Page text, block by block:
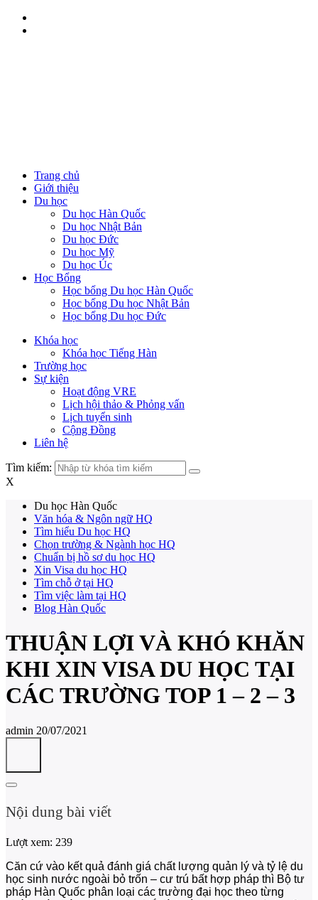
Trang chủ
Giới thiệu
Du học
Du học Hàn Quốc
Du học Nhật Bản
Du học Đức
Du học Mỹ
Du học Úc
Học Bổng
Học bổng Du học Hàn Quốc
Học bổng Du học Nhật Bản
Học bổng Du học Đức
Khóa học
Khóa học Tiếng Hàn
Trường học
Sự kiện
Hoạt động VRE
Lịch hội thảo & Phỏng vấn
Lịch tuyển sinh
Cộng Đồng
Liên hệ
Tìm kiếm:
X
Du học Hàn Quốc
Văn hóa & Ngôn ngữ HQ
Tìm hiểu Du học HQ
Chọn trường & Ngành học HQ
Chuẩn bị hồ sơ du học HQ
Xin Visa du học HQ
Tìm chỗ ở tại HQ
Tìm việc làm tại HQ
Blog Hàn Quốc
THUẬN LỢI VÀ KHÓ KHĂN
KHI XIN VISA DU HỌC TẠI
CÁC TRƯỜNG TOP 1 – 2 – 3
admin 20/07/2021
Nội dung bài viết
Lượt xem: 239
Căn cứ vào kết quả đánh giá chất lượng quản lý và tỷ lệ du
học sinh nước ngoài bỏ trốn – cư trú bất hợp pháp thì Bộ tư
pháp Hàn Quốc phân loại các trường đại học theo từng